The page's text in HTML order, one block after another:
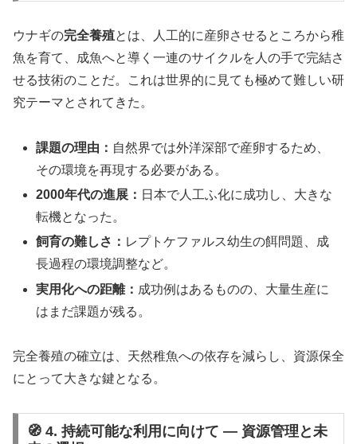
ウナギの完全養殖とは、人工的に産卵させるところから稚
魚を育て、成魚へと導く一連のサイクルを人の手で完結さ
せる技術のことだ。これは世界的に見ても極めて難しい研
究テーマとされてきた。
課題の理由： 自然界では外洋深部で産卵するため、
その環境を再現する必要がある。
2000年代の進展： 日本で人工ふ化に成功し、大きな
転機となった。
飼育の難しさ： レプトケファルス幼生の餌問題、成
長過程の環境調整など。
実用化への距離： 成功例はあるものの、大量生産に
はまだ課題が残る。
完全養殖の確立は、天然稚魚への依存を減らし、資源保全
にとって大きな鍵となる。
🧭 4. 持続可能な利用に向けて ― 資源管理と未